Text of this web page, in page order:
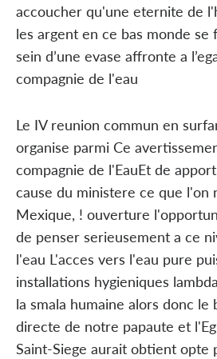
accoucher qu'une eternite de
les argent en ce bas monde
sein d’une evase affronte a
compagnie de l'eau
Le IV reunion commun en
organise parmi Ce
compagnie de l'EauEt de
cause du ministere ce que l'on
Mexique, ! ouverture
de penser serieusement a ce
l'eau L'acces vers l'eau pure
installations hygieniques
la smala humaine alors donc le
directe de notre papaute et
Saint-Siege aurait obtient opte